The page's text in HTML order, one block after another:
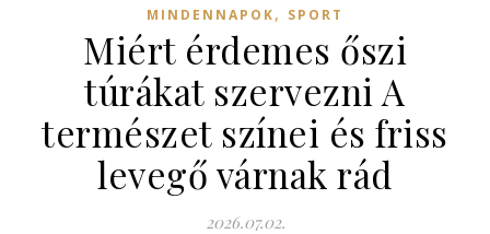
MINDENNAPOK, SPORT
Miért érdemes őszi
túrákat szervezni A
természet színei és friss
levegő várnak rád
2026.07.02.